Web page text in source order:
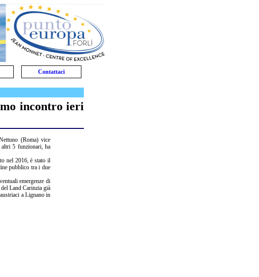
Contattaci
incontro ieri
(Roma) vice
altri 5 funzionari, ha
nel 2016, è stato il
pubblico tra i due
emergenze di
Land Carinzia già
a Lignano in